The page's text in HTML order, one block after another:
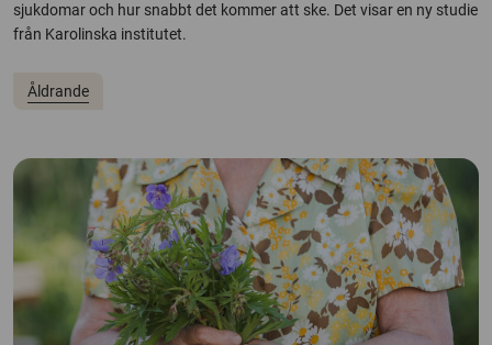
sjukdomar och hur snabbt det kommer att ske. Det visar en ny studie
från Karolinska institutet.
Åldrande